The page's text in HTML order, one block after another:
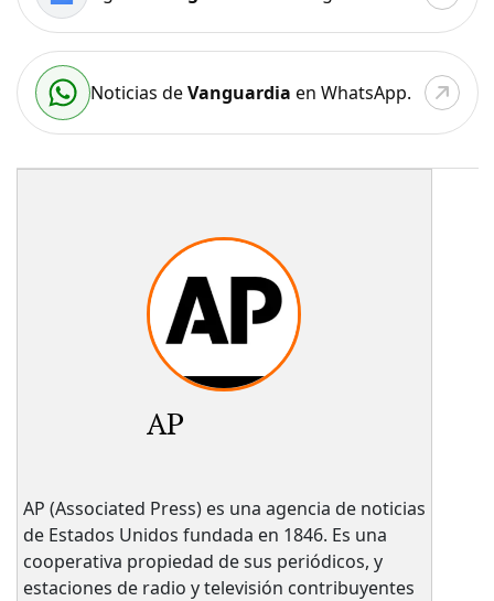
Noticias deVanguardia en WhatsApp.
AP
AP (Associated Press) es una agencia de noticias
de Estados Unidos fundada en 1846. Es una
cooperativa propiedad de sus periódicos, y
estaciones de radio y televisión contribuyentes